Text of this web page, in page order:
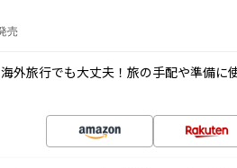
売
外旅行でも大丈夫！旅の手配や準備に